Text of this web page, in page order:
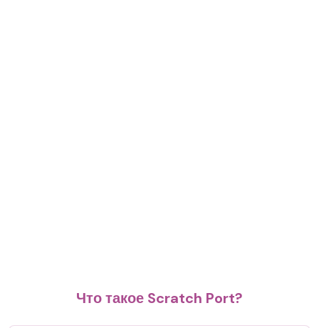
Что такое Scratch Port?